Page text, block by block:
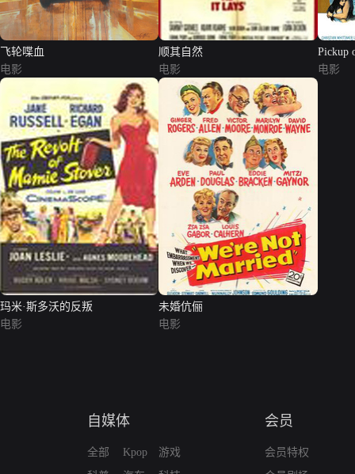
飞轮喋血
电影
顺其自然
电影
Pickup
电影
玛米·斯多沃的反叛
电影
未婚伉俪
电影
自媒体
全部
Kpop
游戏
会员
会员特权